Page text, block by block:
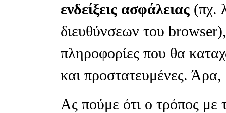
ενδείξεις ασφάλειας (πχ.
διευθύνσεων του browser),
πληροφορίες που θα
και προστατευμένες. Άρα,
Aς πούμε ότι ο τρόπος με